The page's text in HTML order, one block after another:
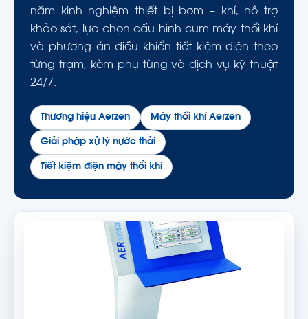
năm kinh nghiệm thiết bị bơm – khí, hỗ trợ
khảo sát, lựa chọn cấu hình cụm máy thổi khí
và phương án điều khiển tiết kiệm điện theo
từng trạm, kèm phụ tùng và dịch vụ kỹ thuật
24/7.
Thương hiệu Aerzen Máy thổi khí Aerzen
Giải pháp xử lý nước thải
Tiết kiệm điện máy thổi khí